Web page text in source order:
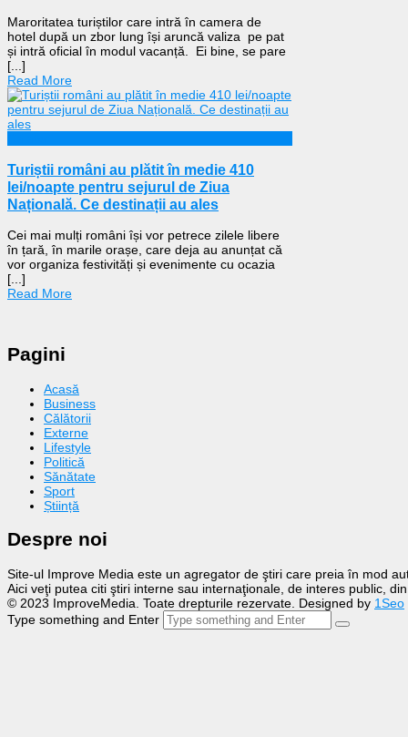
Maroritatea turiștilor care intră în camera de
hotel după un zbor lung își aruncă valiza pe pat
și intră oficial în modul vacanță. Ei bine, se pare
[...]
Read More
Turiștii români au plătit în medie 410
lei/noapte pentru sejurul de Ziua
Națională. Ce destinații au ales
Cei mai mulți români își vor petrece zilele libere
în țară, în marile orașe, care deja au anunțat că
vor organiza festivități și evenimente cu ocazia
[...]
Read More
Pagini
Acasă
Business
Călătorii
Externe
Lifestyle
Politică
Sănătate
Sport
Știință
Despre noi
Site-ul Improve Media este un agregator de ştiri care preia în mod
Aici veţi putea citi ştiri interne sau internaţionale, de interes public,
© 2023 ImproveMedia. Toate drepturile rezervate. Designed by 1Seo
Type something and Enter